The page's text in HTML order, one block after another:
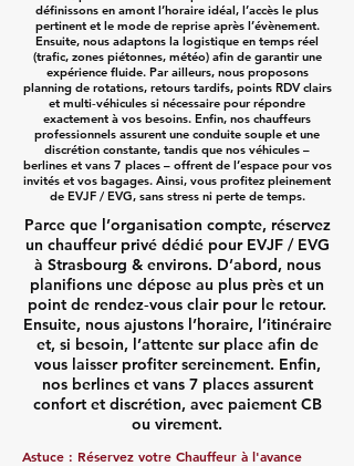
définissons en amont l’horaire idéal, l’accès le plus
pertinent et le mode de reprise après l’évènement.
Ensuite, nous adaptons la logistique en temps réel
(trafic, zones piétonnes, météo) afin de garantir une
expérience fluide. Par ailleurs, nous proposons
planning de rotations, retours tardifs, points RDV clairs
et multi‑véhicules si nécessaire pour répondre
exactement à vos besoins. Enfin, nos chauffeurs
professionnels assurent une conduite souple et une
discrétion constante, tandis que nos véhicules –
berlines et vans 7 places – offrent de l’espace pour vos
invités et vos bagages. Ainsi, vous profitez pleinement
de EVJF / EVG, sans stress ni perte de temps.
Parce que l’organisation compte, réservez
un chauffeur privé dédié pour EVJF / EVG
à Strasbourg & environs. D’abord, nous
planifions une dépose au plus près et un
point de rendez‑vous clair pour le retour.
Ensuite, nous ajustons l’horaire, l’itinéraire
et, si besoin, l’attente sur place afin de
vous laisser profiter sereinement. Enfin,
nos berlines et vans 7 places assurent
confort et discrétion, avec paiement CB
ou virement.
Astuce : Réservez votre Chauffeur à l'avance